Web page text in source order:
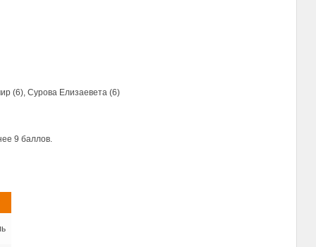
(6), Сурова Елизаевета (6)
9 баллов.